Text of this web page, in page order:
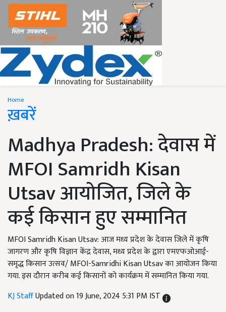
Home
ख़बरें
Madhya Pradesh: देवास में
MFOI Samridh Kisan
Utsav आयोजित, जिले के
कई किसान हुए सम्मानित
MFOI Samridh Kisan Utsav: आज मध्य प्रदेश के देवास जिले में कृषि
जागरण और कृषि विज्ञान केंद्र देवास, मध्य प्रदेश के द्वारा एमएफओआई-
समृद्ध किसान उत्सव/ MFOI-Samridhi Kisan Utsav का आयोजन किया
गया. इस दौरान करीब कई किसानों को कार्यक्रम में सम्मानित किया गया.
KJ StaffUpdated on 19 June, 2024 5:31 PM IST